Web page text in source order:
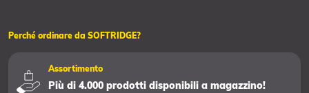
Perché ordinare da SOFTRIDGE?
Assortimento
Più di 4.000 prodotti disponibili a magazzino!